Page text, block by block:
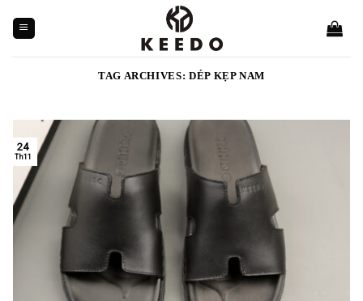
content
TAG ARCHIVES: DÉP KẸP NAM
24
Th11